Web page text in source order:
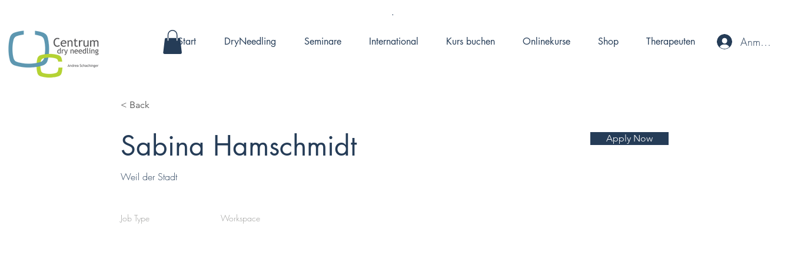
.
Start DryNeedling Seminare International Kurs buchen Onlinekurse Shop Therapeuten Anmelden
< Back
Sabina Hamschmidt Apply Now
Weil der Stadt
Job Type Workspace